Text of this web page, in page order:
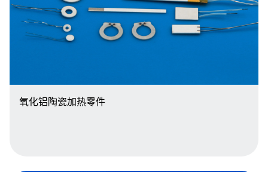
氧化铝陶瓷加热零件